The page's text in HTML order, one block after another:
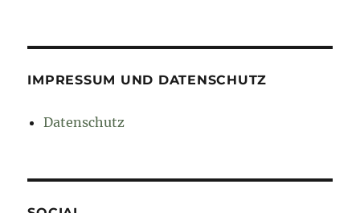
IMPRESSUM UND DATENSCHUTZ
Datenschutz